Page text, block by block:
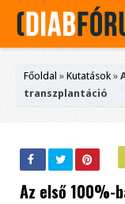
Főoldal » Kutatások »
transzplantáció
Az első 100%-